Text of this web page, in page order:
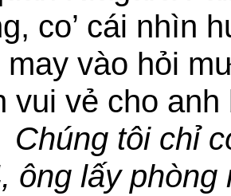
co’ cái nhìn
may vào hỏi
vui vẻ cho anh
Chúng tôi chỉ
ông lấy